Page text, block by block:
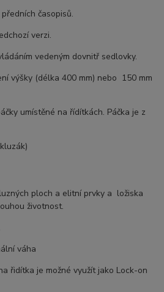
časopisů.
verzi.
vedeným dovnitř sedlovky.
výšky (délka 400 mm) nebo 150 mm
umístěné na řídítkách. Páčka je z
ploch a elitní prvky a ložiska
životnost.
váha
řidítka je možné využít jako Lock-on